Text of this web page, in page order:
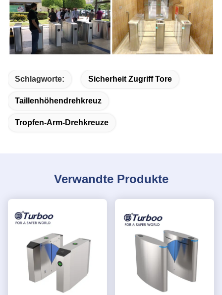
Schlagworte: Sicherheit Zugriff Tore
Taillenhöhendrehkreuz
Tropfen-Arm-Drehkreuze
Verwandte Produkte